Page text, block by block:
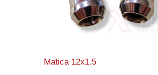
Matica 12x1.5